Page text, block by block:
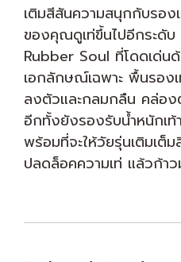
เติมสีสันความสนุกกับรอง
ของคุณดูเท่ขึ้นไปอีกระดั
Rubber Soul ที่โดดเด่น
เอกลักษณ์เฉพาะ พื้นรอง
ลงตัวและกลมกลืน คล่อ
อีกทั้งยังรองรับน้ำหนักเ
พร้อมที่จะให้วัยรุ่นเติมเต็
ปลดล็อคความเท่ แล้วก้า